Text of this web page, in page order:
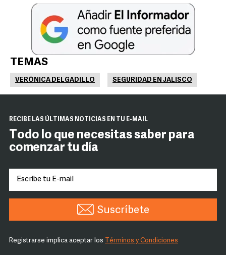
TEMAS
VERÓNICA DELGADILLO SEGURIDAD EN JALISCO
RECIBE LAS ÚLTIMAS NOTICIAS EN TU E-MAIL
Todo lo que necesitas saber para
comenzar tu día
Suscríbete
Registrarse implica aceptar los Términos y Condiciones